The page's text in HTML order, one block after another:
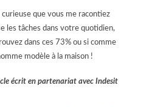
curieuse que vous me racontiez
les tâches dans votre quotidien,
dans ces 73% ou si comme
modèle à la maison !
écrit en partenariat avec Indesit